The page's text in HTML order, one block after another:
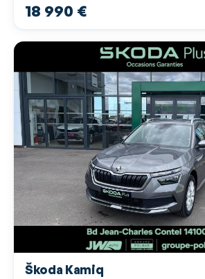
Fixations Isofix aux places arrières
Frein à main en cuir
GPS Cartographique
Interface Media
Jantes Alu
Kit mains-libres Bluetooth
Lampe de coffre nomade
Lampes de lecture à l'avant
Limiteur de vitesse
Lunette AR dégivrante
18 990 €
Škoda Kamiq